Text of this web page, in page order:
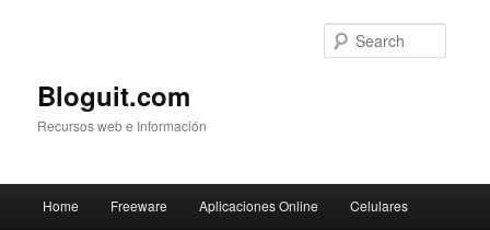
Bloguit.com
Recursos web e Información
Skip
Home Freeware Aplicaciones Online Celulares